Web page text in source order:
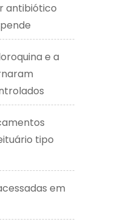
antibiótico
e a
tipo
em